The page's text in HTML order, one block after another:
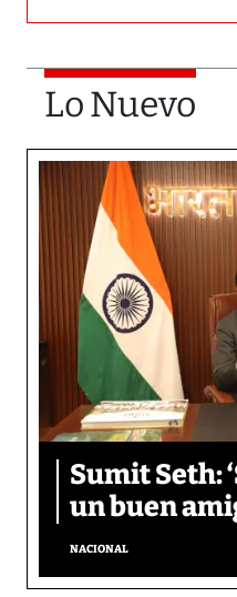
Lo Nuevo
Sumit Seth:
un buen
NACIONAL